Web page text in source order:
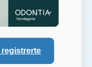
registrerte